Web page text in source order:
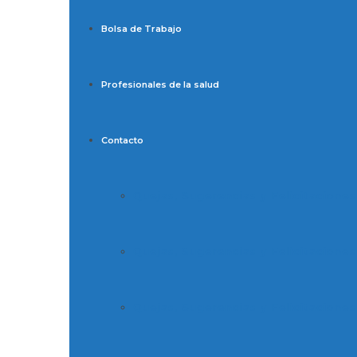
Bolsa de Trabajo
Profesionales de la salud
Contacto